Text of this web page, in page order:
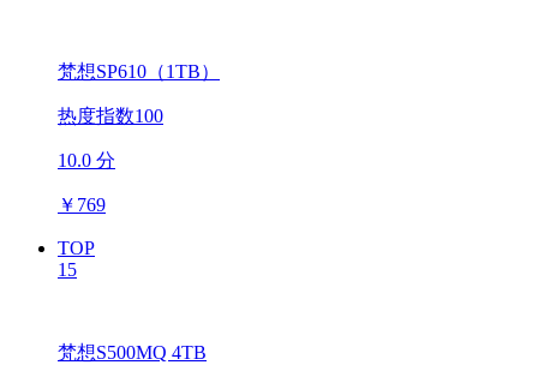
梵想SP610（1TB）
热度指数100
10.0 分
￥ 769
TOP
15
梵想S500MQ 4TB